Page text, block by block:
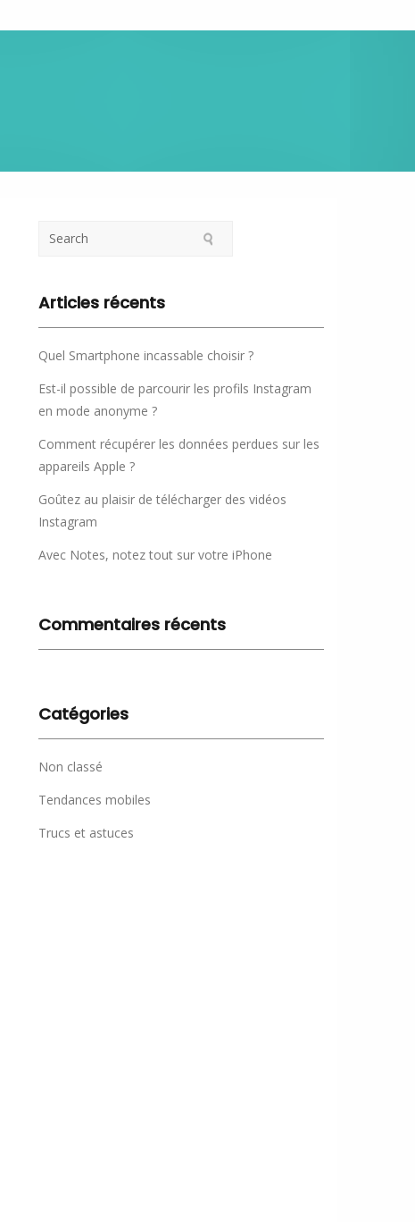
Articles récents
Quel Smartphone incassable choisir ?
Est-il possible de parcourir les profils Instagram
en mode anonyme ?
Comment récupérer les données perdues sur les
appareils Apple ?
Goûtez au plaisir de télécharger des vidéos
Instagram
Avec Notes, notez tout sur votre iPhone
Commentaires récents
Catégories
Non classé
Tendances mobiles
Trucs et astuces